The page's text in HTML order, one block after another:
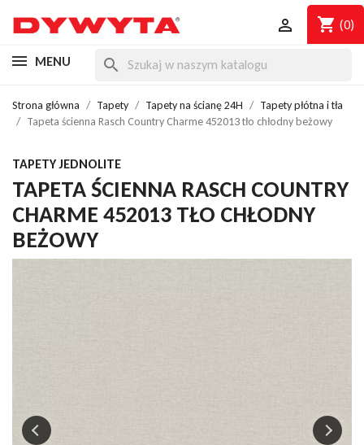
shopping_cart (0)

MENU search
Strona główna Tapety Tapety na ścianę 24H
Tapety płótna i tła
Tapeta ścienna Rasch Country Charme 452013 tło chłodny beżowy
TAPETY JEDNOLITE
TAPETA ŚCIENNA RASCH COUNTRY
CHARME 452013 TŁO CHŁODNY
BEŻOWY